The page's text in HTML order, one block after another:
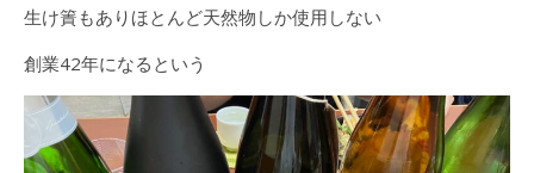
生け簀もありほとんど天然物しか使用しない
創業42年になるという